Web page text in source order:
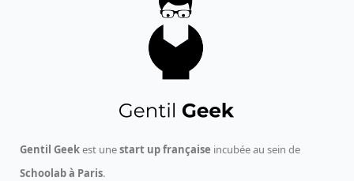
Gentil Geekest unestart up française incubée au sein de
Schoolab à Paris.